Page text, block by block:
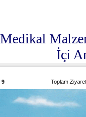
Medikal
İçi
9 Toplam